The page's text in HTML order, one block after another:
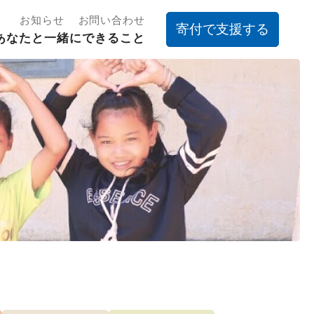
お知らせ お問い合わせ
なたと一緒にできること
寄付で支援する